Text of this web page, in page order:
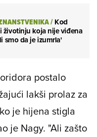
/Kod
životinju koja nije viđena
smo da je izumrla'
postalo
lakši prolaz za
je hijena stigla
je Nagy. "Ali zašto